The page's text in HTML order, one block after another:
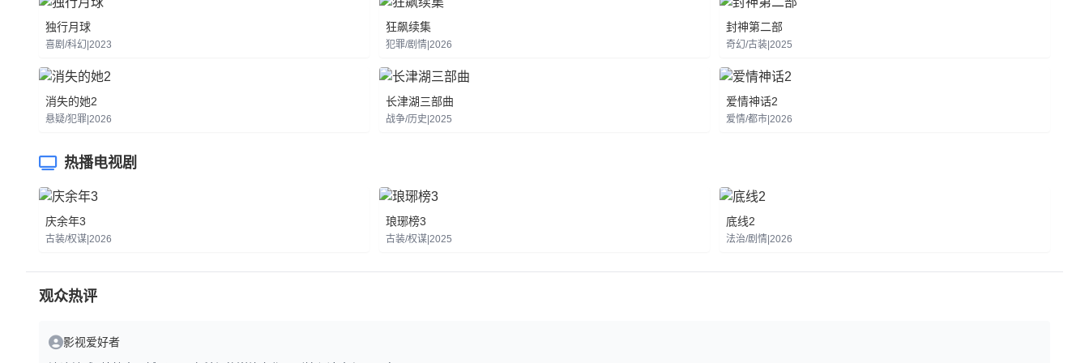
独行月球
喜剧/科幻|2023
狂飙续集
犯罪/剧情|2026
封神第二部
奇幻/古装|2025
消失的她2
悬疑/犯罪|2026
长津湖三部曲
战争/历史|2025
爱情神话2
爱情/都市|2026
热播电视剧
庆余年3
古装/权谋|2026
琅琊榜3
古装/权谋|2025
底线2
法治/剧情|2026
观众热评
影视爱好者